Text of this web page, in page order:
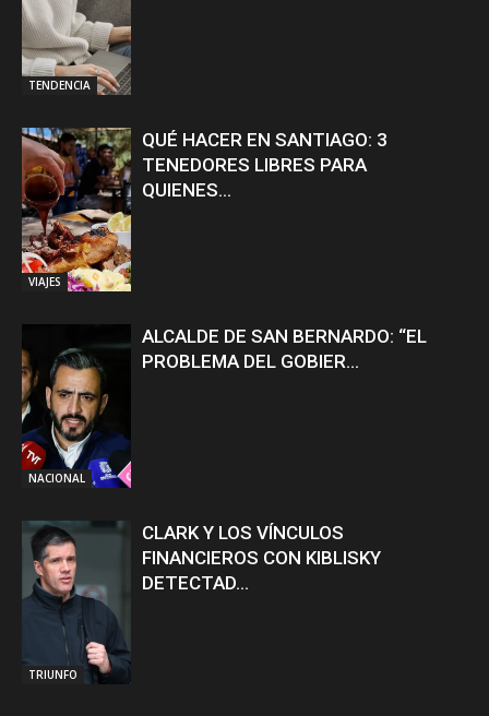
TENDENCIA
VIAJES
QUÉ HACER EN SANTIAGO: 3
TENEDORES LIBRES PARA
QUIENES...
NACIONAL
ALCALDE DE SAN BERNARDO: “EL
PROBLEMA DEL GOBIER...
TRIUNFO
CLARK Y LOS VÍNCULOS
FINANCIEROS CON KIBLISKY
DETECTAD...